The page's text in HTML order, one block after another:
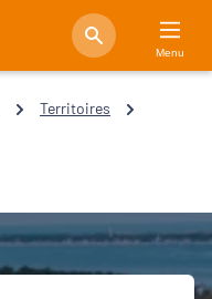
Menu
Territoires